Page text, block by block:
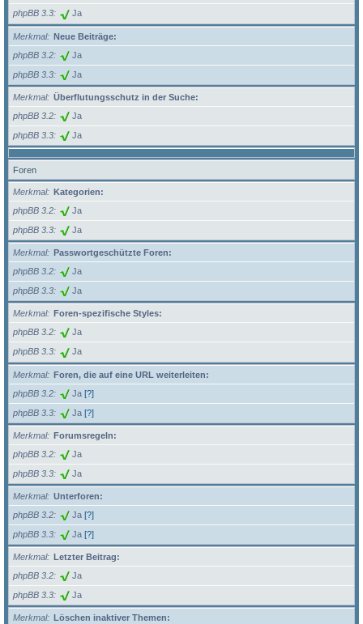
phpBB 3.3 Ja
Merkmal
Neue Beiträge:
phpBB 3.2
Ja
phpBB 3.3 Ja
Merkmal
Überflutungsschutz in der Suche:
phpBB 3.2
Ja
phpBB 3.3 Ja
Foren
Merkmal
Kategorien:
phpBB 3.2
Ja
phpBB 3.3 Ja
Merkmal
Passwortgeschützte Foren:
phpBB 3.2
Ja
phpBB 3.3 Ja
Merkmal
Foren-spezifische Styles:
phpBB 3.2
Ja
phpBB 3.3 Ja
Merkmal
Foren, die auf eine URL weiterleiten:
phpBB 3.2
Ja [?]
phpBB 3.3 Ja [?]
Merkmal
Forumsregeln:
phpBB 3.2
Ja
phpBB 3.3 Ja
Merkmal
Unterforen:
phpBB 3.2
Ja [?]
phpBB 3.3 Ja [?]
Merkmal
Letzter Beitrag:
phpBB 3.2
Ja
phpBB 3.3 Ja
Merkmal
Löschen inaktiver Themen: